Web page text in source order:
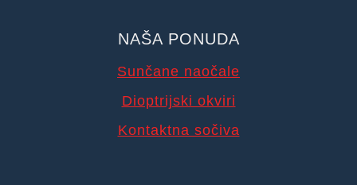
NAŠA PONUDA
Sunčane naočale
Dioptrijski okviri
Kontaktna sočiva